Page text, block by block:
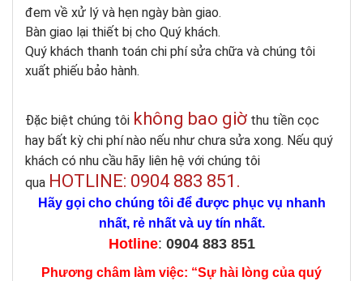
đem về xử lý và hẹn ngày bàn giao.
Bàn giao lại thiết bị cho Quý khách.
Quý khách thanh toán chi phí sửa chữa và chúng tôi
xuất phiếu bảo hành.
Đặc biệt chúng tôi không bao giờ thu tiền cọc
hay bất kỳ chi phí nào nếu như chưa sửa xong. Nếu quý
khách có nhu cầu hãy liên hệ với chúng tôi
qua HOTLINE: 0904 883 851 .
Hãy gọi cho chúng tôi để được phục vụ nhanh
nhất, rẻ nhất và uy tín nhất.
Hotline: 0904 883 851
Phương châm làm việc: “Sự hài lòng của quý